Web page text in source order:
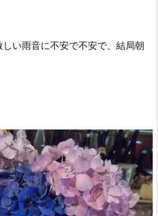
い雨音に不安で不安で、結局朝